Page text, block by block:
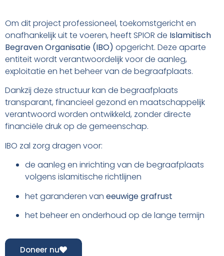
Om dit project professioneel, toekomstgericht en
onafhankelijk uit te voeren, heeft SPIOR de Islamitisch
Begraven Organisatie (IBO) opgericht. Deze aparte
entiteit wordt verantwoordelijk voor de aanleg,
exploitatie en het beheer van de begraafplaats.
Dankzij deze structuur kan de begraafplaats
transparant, financieel gezond en maatschappelijk
verantwoord worden ontwikkeld, zonder directe
financiële druk op de gemeenschap.
IBO zal zorg dragen voor:
de aanleg en inrichting van de begraafplaats
volgens islamitische richtlijnen
het garanderen van eeuwige grafrust
het beheer en onderhoud op de lange termijn
Doneer nu